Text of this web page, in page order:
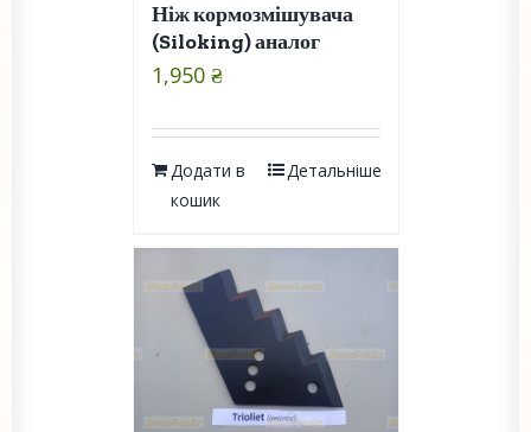
Ніж кормозмішувача
(Siloking) аналог
1,950 ₴
Додати в
кошик
Детальніше